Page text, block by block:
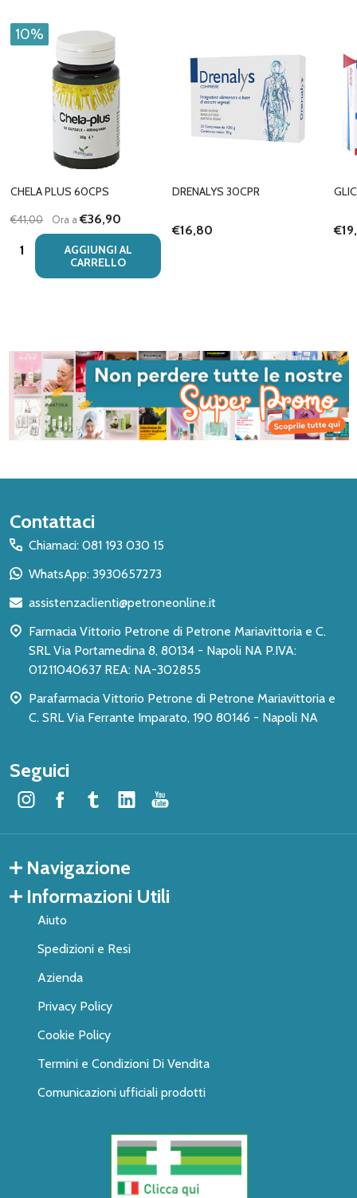
10%
CHELA PLUS 60CPS
€41,00 Ora a€36,90
Quantità:
AGGIUNGI AL
CARRELLO
DRENALYS 30CPR
€16,80
Inizio
del
piè
pagina
Contattaci
Chiamaci: 081 193 030 15
WhatsApp: 3930657273
assistenzaclienti@petroneonline.it
Farmacia Vittorio Petrone di Petrone Mariavittoria e C.
SRL Via Portamedina 8, 80134 - Napoli NA P.IVA:
01211040637 REA: NA-302855
Parafarmacia Vittorio Petrone di Petrone Mariavittoria e
C. SRL Via Ferrante Imparato, 190 80146 - Napoli NA
Seguici
Navigazione
Informazioni Utili
Aiuto
Spedizioni e Resi
Azienda
Privacy Policy
Cookie Policy
Termini e Condizioni Di Vendita
Comunicazioni ufficiali prodotti